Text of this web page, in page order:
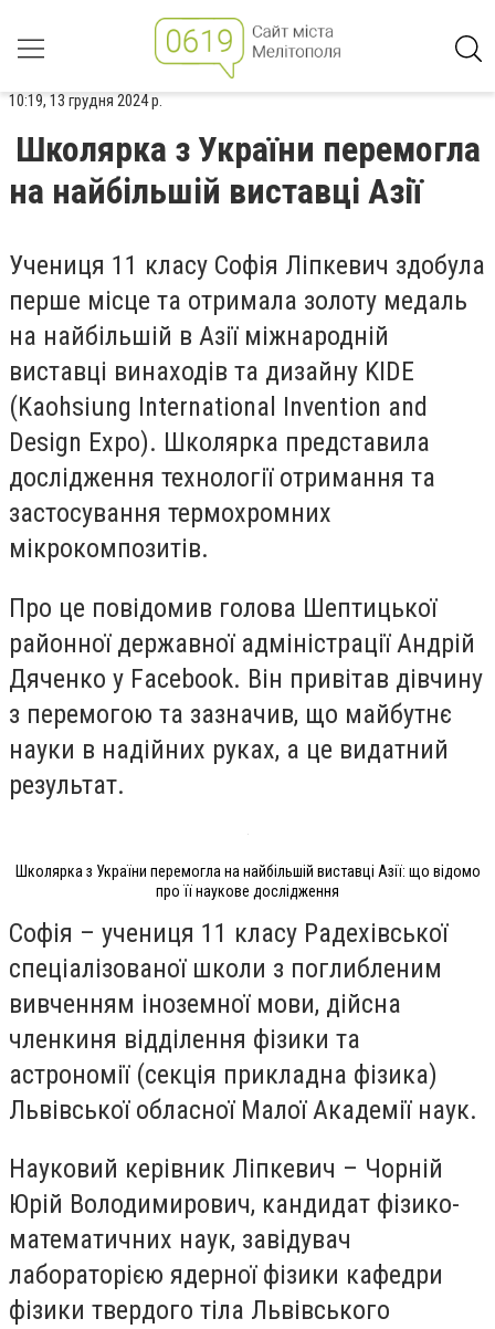
10:19, 13 грудня 2024 р.
Школярка з України перемогла
на найбільшій виставці Азії
Учениця 11 класу Софія Ліпкевич здобула
перше місце та отримала золоту медаль
на найбільшій в Азії міжнародній
виставці винаходів та дизайну KIDE
(Kaohsiung International Invention and
Design Expo). Школярка представила
дослідження технології отримання та
застосування термохромних
мікрокомпозитів.
Про це повідомив голова Шептицької
районної державної адміністрації Андрій
Дяченко у Facebook. Він привітав дівчину
з перемогою та зазначив, що майбутнє
науки в надійних руках, а це видатний
результат.
Школярка з України перемогла на найбільшій виставці Азії: що відомо
про її наукове дослідження
Софія – учениця 11 класу Радехівської
спеціалізованої школи з поглибленим
вивченням іноземної мови, дійсна
членкиня відділення фізики та
астрономії (секція прикладна фізика)
Львівської обласної Малої Академії наук.
Науковий керівник Ліпкевич – Чорній
Юрій Володимирович, кандидат фізико-
математичних наук, завідувач
лабораторією ядерної фізики кафедри
фізики твердого тіла Львівського